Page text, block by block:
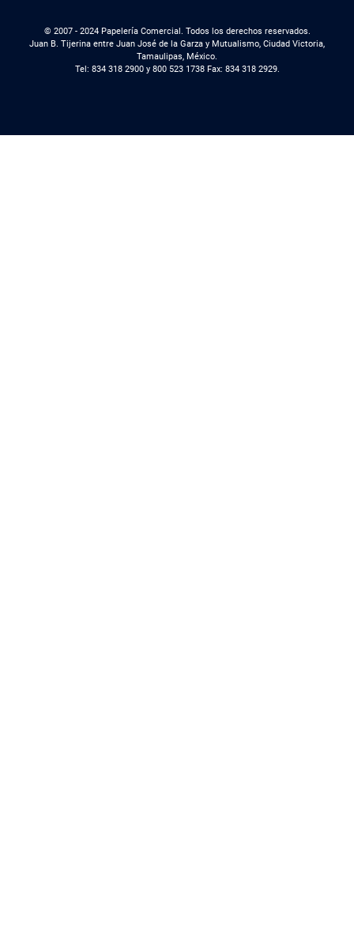
© 2007 - 2024 Papelería Comercial. Todos los derechos reservados.
Juan B. Tijerina entre Juan José de la Garza y Mutualismo, Ciudad Victoria,
Tamaulipas, México.
Tel: 834 318 2900 y 800 523 1738 Fax: 834 318 2929.